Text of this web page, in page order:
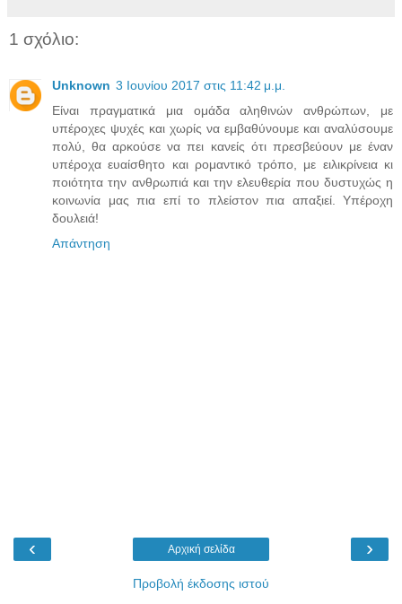
1 σχόλιο:
Unknown 3 Ιουνίου 2017 στις 11:42 μ.μ.
Είναι πραγματικά μια ομάδα αληθινών ανθρώπων, με
υπέροχες ψυχές και χωρίς να εμβαθύνουμε και αναλύσουμε
πολύ, θα αρκούσε να πει κανείς ότι πρεσβεύουν με έναν
υπέροχα ευαίσθητο και ρομαντικό τρόπο, με ειλικρίνεια κι
ποιότητα την ανθρωπιά και την ελευθερία που δυστυχώς η
κοινωνία μας πια επί το πλείστον πια απαξιεί. Υπέροχη
δουλειά!
Απάντηση
‹ ›
Αρχική σελίδα
Προβολή έκδοσης ιστού